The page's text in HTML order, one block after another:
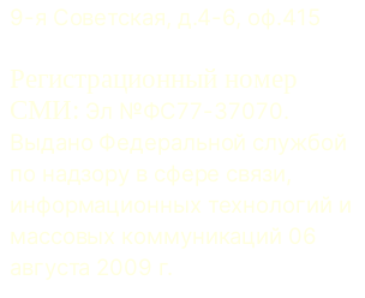
9-я Советская, д.4-6, оф.415
Регистрационный номер
СМИ: Эл №ФС77-37070.
Выдано Федеральной службой
по надзору в сфере связи,
информационных технологий и
массовых коммуникаций 06
августа 2009 г.